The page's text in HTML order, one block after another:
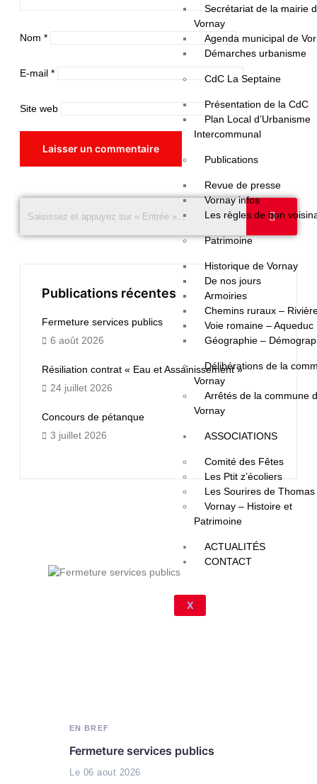
Secrétariat de la mairie
Vornay
Agenda municipal de
Démarches urbanisme
CdC La Septaine
Présentation de la CdC
Plan Local d’Urbanisme
Intercommunal
Publications
Revue de presse
Vornay infos
Les règles de bon
Patrimoine
Historique de Vornay
De nos jours
Armoiries
Chemins ruraux –
Voie romaine – Aqueduc
Géographie –
Délibérations de la
Vornay
Arrêtés de la commune
Vornay
ASSOCIATIONS
Comité des Fêtes
Les Ptit z’écoliers
Les Sourires de Thomas
Vornay – Histoire et
Patrimoine
ACTUALITÉS
CONTACT
X
Nom *
E-mail *
Site web
Publications récentes
Fermeture services publics
6 août 2026
Résiliation contrat « Eau et Assainissement »
24 juillet 2026
Concours de pétanque
3 juillet 2026
EN BREF
Fermeture services publics
Le 06 aout 2026